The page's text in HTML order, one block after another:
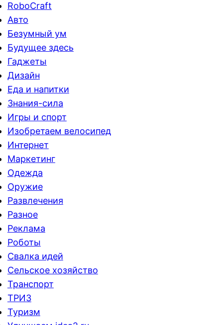
RoboCraft
Авто
Безумный ум
Будущее здесь
Гаджеты
Дизайн
Еда и напитки
Знания-сила
Игры и спорт
Изобретаем велосипед
Интернет
Маркетинг
Одежда
Оружие
Развлечения
Разное
Реклама
Роботы
Свалка идей
Сельское хозяйство
Транспорт
ТРИЗ
Туризм